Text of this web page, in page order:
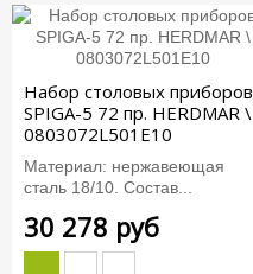
Набор столовых приборов
SPIGA-5 72 пр. HERDMAR \
0803072L501E10
Материал: нержавеющая
сталь 18/10. Состав...
30 278 руб